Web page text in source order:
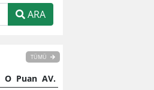
ARA
TÜMÜ
O Puan AV.